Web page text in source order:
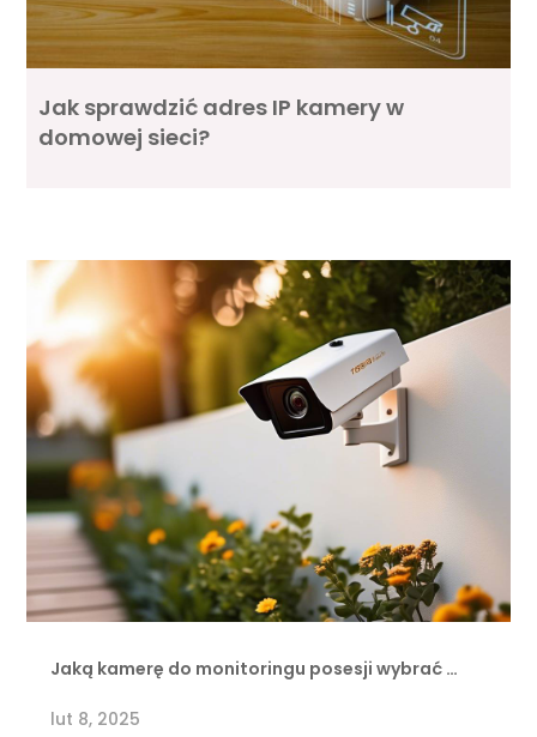
Jak sprawdzić adres IP kamery w
domowej sieci?
Jaką kamerę do monitoringu posesji wybrać …
lut 8, 2025